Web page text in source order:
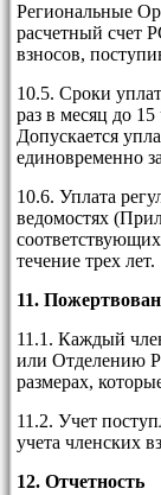
Региональные
расчетный счет
взносов,
10.5. Сроки
раз в месяц до
Допускается
единовременно
10.6. Уплата
ведомостях
течение трех лет.
11.
11.1. Каждый
или Отделению
размерах,
11.2. Учет
учета членских
12.Отчетность